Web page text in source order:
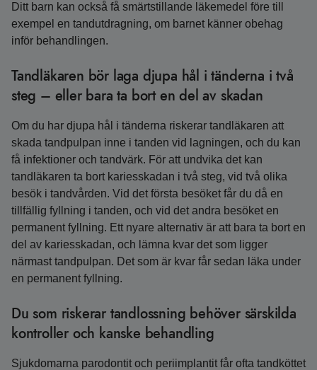
Ditt barn kan också få smärtstillande läkemedel före till
exempel en tandutdragning, om barnet känner obehag
inför behandlingen.
Tandläkaren bör laga djupa hål i tänderna i två
steg – eller bara ta bort en del av skadan
Om du har djupa hål i tänderna riskerar tandläkaren att
skada tandpulpan inne i tanden vid lagningen, och du kan
få infektioner och tandvärk. För att undvika det kan
tandläkaren ta bort kariesskadan i två steg, vid två olika
besök i tandvården. Vid det första besöket får du då en
tillfällig fyllning i tanden, och vid det andra besöket en
permanent fyllning. Ett nyare alternativ är att bara ta bort en
del av kariesskadan, och lämna kvar det som ligger
närmast tandpulpan. Det som är kvar får sedan läka under
en permanent fyllning.
Du som riskerar tandlossning behöver särskilda
kontroller och kanske behandling
Sjukdomarna parodontit och periimplantit får ofta tandköttet